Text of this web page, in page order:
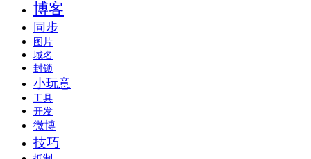
博客
同步
图片
域名
封锁
小玩意
工具
开发
微博
技巧